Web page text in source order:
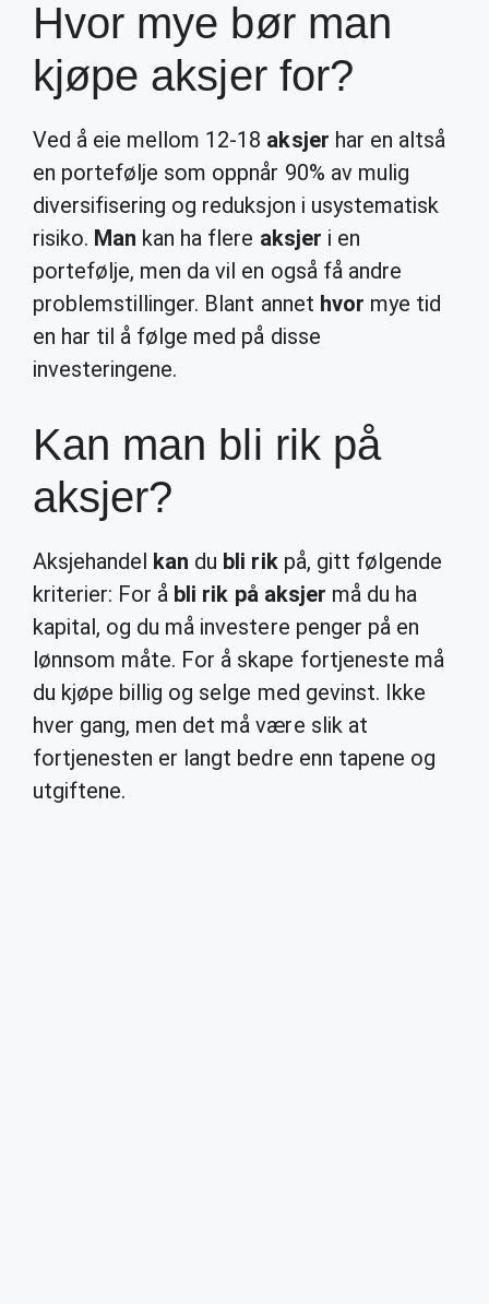
Hvor mye bør man
kjøpe aksjer for?
Ved å eie mellom 12-18 aksjer har en altså
en portefølje som oppnår 90% av mulig
diversifisering og reduksjon i usystematisk
risiko. Man kan ha flere aksjer i en
portefølje, men da vil en også få andre
problemstillinger. Blant annet hvor mye tid
en har til å følge med på disse
investeringene.
Kan man bli rik på
aksjer?
Aksjehandel kan du bli rikpå, gitt følgende
kriterier: For å bli rik på aksjer må du ha
kapital, og du må investere penger på en
lønnsom måte. For å skape fortjeneste må
du kjøpe billig og selge med gevinst. Ikke
hver gang, men det må være slik at
fortjenesten er langt bedre enn tapene og
utgiftene.